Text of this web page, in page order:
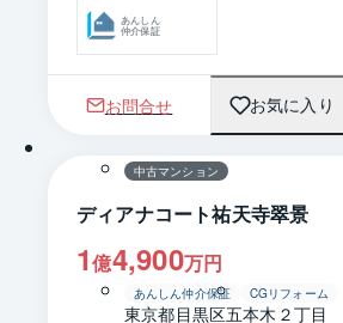
あんしん
仲介保証
お問合せ お気に入り
1 / 0
中古マンション
ディアナコート祐天寺翠景
1億4,900万円
あんしん仲介保証 CGリフォーム
東京都目黒区五本木２丁目